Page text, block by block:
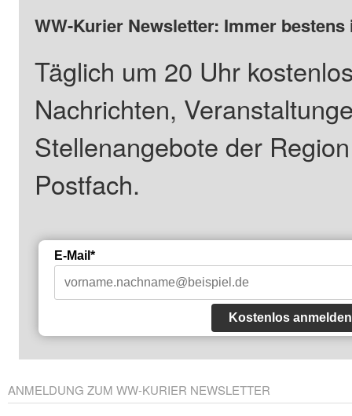
WW-Kurier Newsletter: Immer
Täglich um 20 Uhr
Nachrichten,
Stellenangebote der
Postfach.
E-Mail*
Kostenlos anmelden
ANMELDUNG ZUM WW-KURIER NEWSLETTER